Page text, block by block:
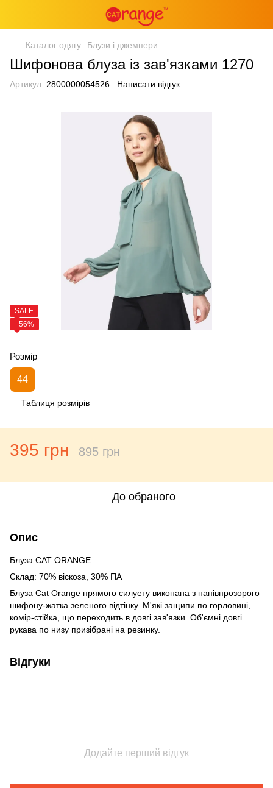
Каталог одягу Блузи і джемпери
Шифонова блуза із зав'язками 1270
Артикул: 2800000054526 Написати відгук
SALE
−56%
Розмір
44
Таблиця розмірів
395 грн 895 грн
До обраного
Опис
Блуза CAT ORANGE
Склад: 70% віскоза, 30% ПА
Блуза Cat Orange прямого силуету виконана з напівпрозорого
шифону-жатка зеленого відтінку. М'які защипи по горловині,
комір-стійка, що переходить в довгі зав'язки. Об'ємні довгі
рукава по низу призібрані на резинку.
Відгуки
Додайте перший відгук